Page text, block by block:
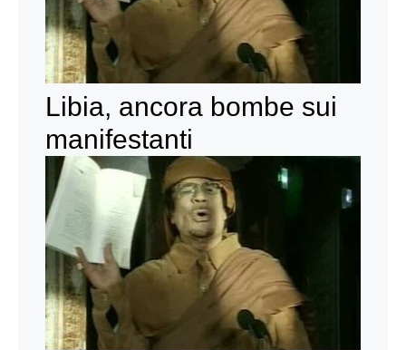
Libia, ancora bombe sui
manifestanti